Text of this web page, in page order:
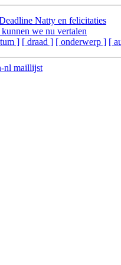
Natty en felicitaties
kunnen we nu vertalen
] [ draad ] [ onderwerp ] [
nl maillijst